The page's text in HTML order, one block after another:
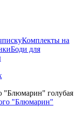
Комплекты на
Боди для
"Блюмарин" голубая